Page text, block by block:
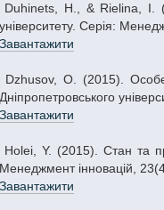
Duhinets, H., & Rielina, I. (2015). Демографічний та кадровий вимір міжнародних міграційних процесів в Україні. Вісник Дніпропетровського
університету. Серія:
Завантажити
Dzhusov, O. (2015). Особенности применения индикатора «скользящая средняя» для повышения эффективности инвестирования. Вісник
Дніпропетровського
Завантажити
Holei, Y. (2015). Стан та проблеми інноваційного розвитку промислових підприємств України. Вісник Дніпропетровського університету. Серія:
Менеджмент інновацій,
Завантажити